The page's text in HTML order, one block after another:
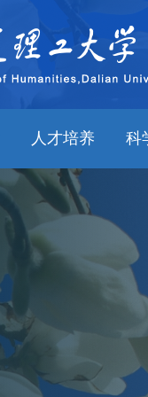
人才培养 科